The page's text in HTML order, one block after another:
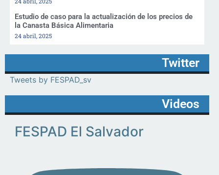
Estudio de caso para la actualización de los precios de
la Canasta Básica Alimentaria
24 abril, 2025
Twitter
Tweets by FESPAD_sv
Videos
FESPAD El Salvador